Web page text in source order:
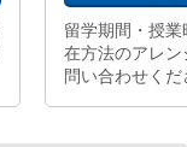
留学期間・授
在方法のアレ
問い合わせくだ